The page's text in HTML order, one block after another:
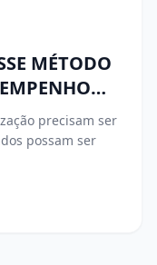
MÉTODO
precisam ser
possam ser